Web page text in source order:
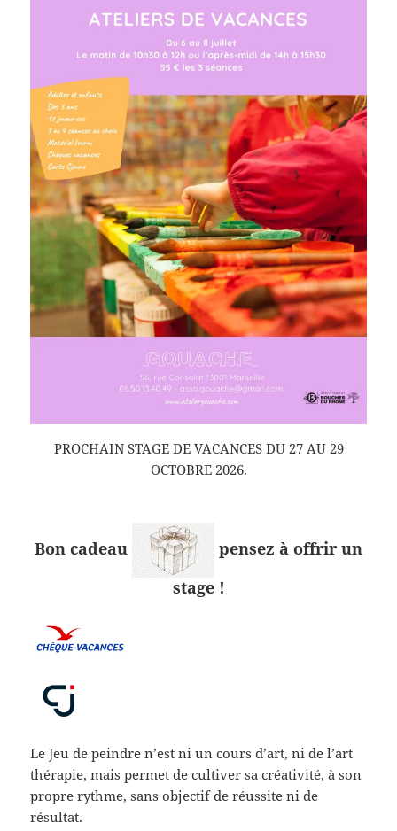
PROCHAIN STAGE DE VACANCES DU 27 AU 29
OCTOBRE 2026.
Bon cadeau
pensez à offrir un
stage !
Le Jeu de peindre n’est ni un cours d’art, ni de l’art
thérapie, mais permet de cultiver sa créativité, à son
propre rythme, sans objectif de réussite ni de
résultat.